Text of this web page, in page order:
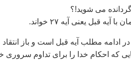
می شويد!؟
آيه قبل يعنی آيه ۲۷ خواند.
ادامه مطلب آيه قبل است و باز
که احکام خدا را برای تداوم سروری